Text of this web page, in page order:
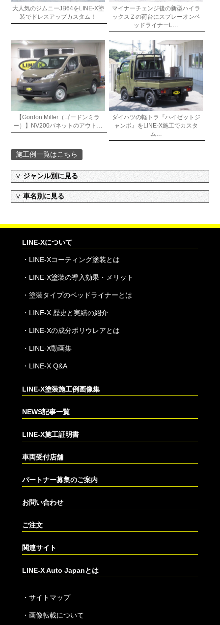
大人気のジムニーJB64をLINE-X塗
装でドレスアップカスタム！
マイナーチェンジ後の新型ハイラ
ックスＺの荷台にスプレーオンベ
ッドライナーL…
【Gordon Miller（ゴードンミラ
ー）】NV200バネットのアウト…
ダイハツの軽トラ『ハイゼットジ
ャンボ』をLINE-X施工でカスタ
ム…
施工例一覧はこちら
∨ジャンル別に見る
∨車名別に見る
LINE-Xについて
・ LINE-Xコーティング塗装とは
・ LINE-X塗装の導入効果・メリット
・ 塗装タイプのベッドライナーとは
・ LINE-X 歴史と実績の紹介
・ LINE-Xの成分ポリウレアとは
・ LINE-X動画集
・ LINE-X Q&A
LINE-X塗装施工例画像集
NEWS記事一覧
LINE-X施工証明書
車両受付店舗
パートナー募集のご案内
お問い合わせ
ご注文
関連サイト
LINE-X Auto Japanとは
・ サイトマップ
・ 画像転載について